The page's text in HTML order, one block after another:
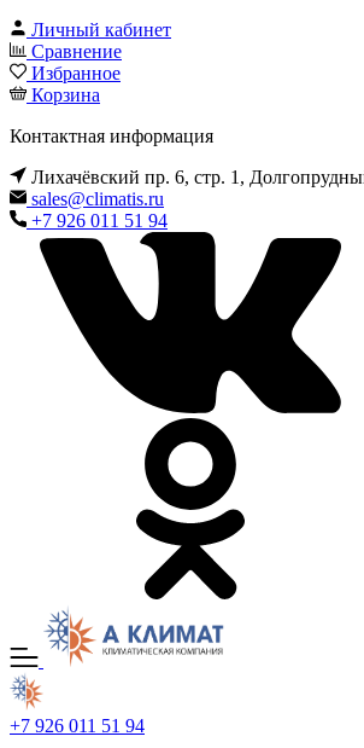
Личный кабинет
Сравнение
Избранное
Корзина
Контактная информация
Лихачёвский пр. 6, стр. 1,
sales@climatis.ru
+7 926 011 51 94
+7 926 011 51 94